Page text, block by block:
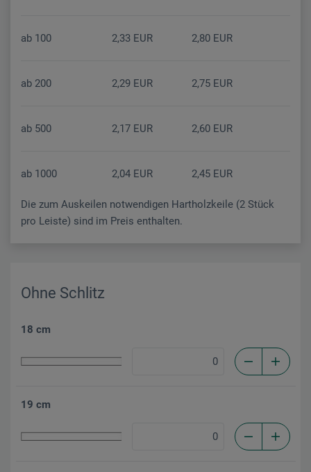
ab 100 2,33 EUR 2,80 EUR
ab 200 2,29 EUR 2,75 EUR
ab 500 2,17 EUR 2,60 EUR
ab 1000 2,04 EUR 2,45 EUR
Die zum Auskeilen notwendigen Hartholzkeile (2 Stück
pro Leiste) sind im Preis enthalten.
Ohne Schlitz
18 cm
19 cm